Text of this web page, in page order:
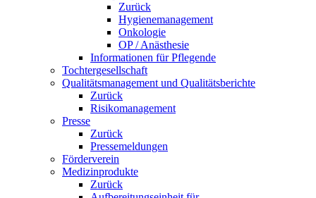
Zurück
Hygienemanagement
Onkologie
OP / Anästhesie
Informationen für Pflegende
Tochtergesellschaft
Qualitätsmanagement und Qualitätsberichte
Zurück
Risikomanagement
Presse
Zurück
Pressemeldungen
Förderverein
Medizinprodukte
Zurück